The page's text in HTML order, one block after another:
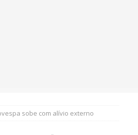
sobe com alívio externo